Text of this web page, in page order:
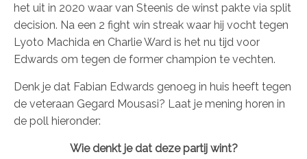
het uit in 2020 waar van Steenis de winst pakte via split
decision. Na een 2 fight win streak waar hij vocht tegen
Lyoto Machida en Charlie Ward is het nu tijd voor
Edwards om tegen de former champion te vechten.
Denk je dat Fabian Edwards genoeg in huis heeft tegen
de veteraan Gegard Mousasi? Laat je mening horen in
de poll hieronder:
Wie denkt je dat deze partij wint?